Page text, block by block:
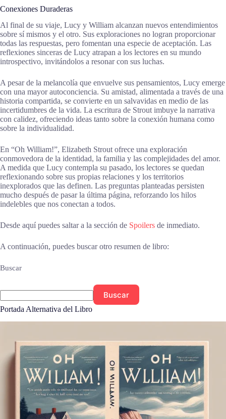
Conexiones Duraderas
Al final de su viaje, Lucy y William alcanzan nuevos entendimientos
sobre sí mismos y el otro. Sus exploraciones no logran proporcionar
todas las respuestas, pero fomentan una especie de aceptación. Las
reflexiones sinceras de Lucy atrapan a los lectores en su mundo
introspectivo, invitándolos a resonar con sus luchas.
A pesar de la melancolía que envuelve sus pensamientos, Lucy emerge
con una mayor autoconciencia. Su amistad, alimentada a través de una
historia compartida, se convierte en un salvavidas en medio de las
incertidumbres de la vida. La escritura de Strout imbuye la narrativa
con calidez, ofreciendo ideas tanto sobre la conexión humana como
sobre la individualidad.
En “Oh William!”, Elizabeth Strout ofrece una exploración
conmovedora de la identidad, la familia y las complejidades del amor.
A medida que Lucy contempla su pasado, los lectores se quedan
reflexionando sobre sus propias relaciones y los territorios
inexplorados que las definen. Las preguntas planteadas persisten
mucho después de pasar la última página, reforzando los hilos
indelebles que nos conectan a todos.
Desde aquí puedes saltar a la sección de Spoilers de inmediato.
A continuación, puedes buscar otro resumen de libro:
Buscar
Buscar
Portada Alternativa del Libro